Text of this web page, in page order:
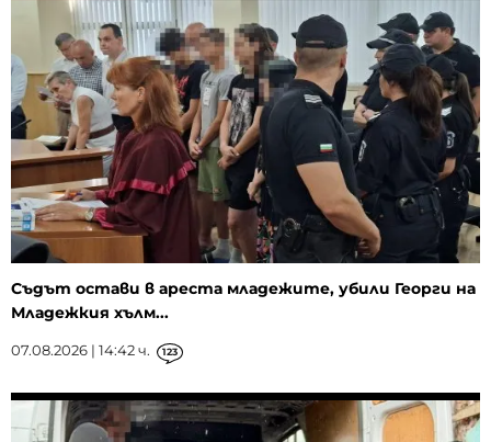
Съдът остави в ареста младежите, убили Георги на
Младежкия хълм...
07.08.2026 | 14:42 ч. 123